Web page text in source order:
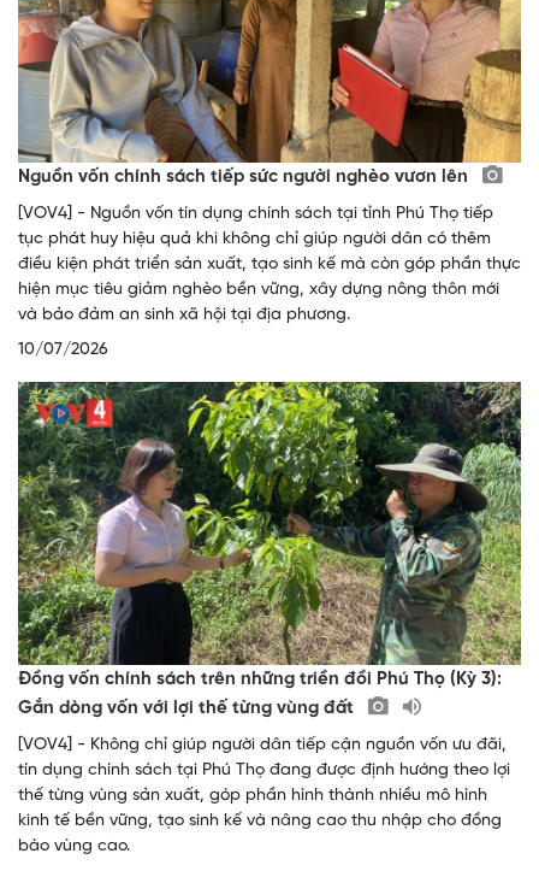
Nguồn vốn chính sách tiếp sức người nghèo vươn lên
[VOV4] - Nguồn vốn tín dụng chính sách tại tỉnh Phú Thọ tiếp
tục phát huy hiệu quả khi không chỉ giúp người dân có thêm
điều kiện phát triển sản xuất, tạo sinh kế mà còn góp phần thực
hiện mục tiêu giảm nghèo bền vững, xây dựng nông thôn mới
và bảo đảm an sinh xã hội tại địa phương.
10/07/2026
Đồng vốn chính sách trên những triền đồi Phú Thọ (Kỳ 3):
Gắn dòng vốn với lợi thế từng vùng đất
[VOV4] - Không chỉ giúp người dân tiếp cận nguồn vốn ưu đãi,
tín dụng chính sách tại Phú Thọ đang được định hướng theo lợi
thế từng vùng sản xuất, góp phần hình thành nhiều mô hình
kinh tế bền vững, tạo sinh kế và nâng cao thu nhập cho đồng
bào vùng cao.